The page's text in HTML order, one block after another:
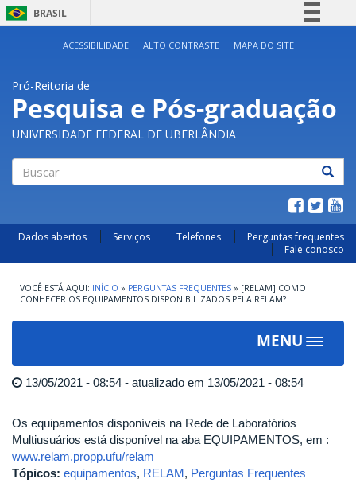
BRASIL
Acesso à informação
Legislação
Canais
ACESSIBILIDADE ALTO CONTRASTE MAPA DO SITE
Pró-Reitoria de
Pesquisa e Pós-graduação
UNIVERSIDADE FEDERAL DE UBERLÂNDIA
Dados abertos Serviços Telefones
Perguntas frequentes
Fale conosco
INÍCIO » PERGUNTAS FREQUENTES » [RELAM] COMO
CONHECER OS EQUIPAMENTOS DISPONIBILIZADOS PELA RELAM?
MENU
Toggle
13/05/2021 - 08:54 - atualizado em 13/05/2021 - 08:54
Os equipamentos disponíveis na Rede de Laboratórios
Multiusuários está disponível na aba EQUIPAMENTOS, em :
www.relam.propp.ufu/relam
Tópicos: equipamentos, RELAM, Perguntas Frequentes